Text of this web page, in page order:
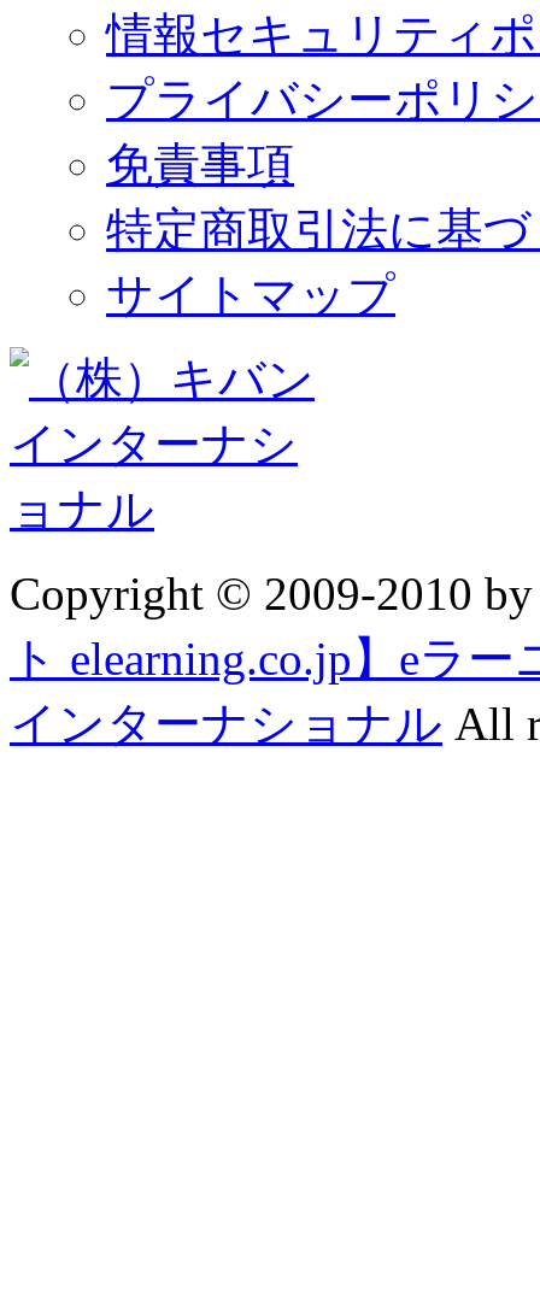
情報セキュリティ
プライバシーポリ
免責事項
特定商取引法に基
サイトマップ
Copyright © 2009-2010
ト elearning.co.jp】eラ
インターナショナル All